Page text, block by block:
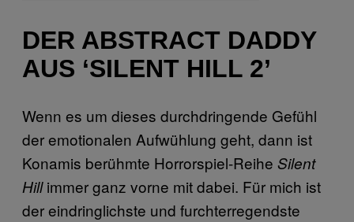
DER ABSTRACT DADDY
AUS ‘SILENT HILL 2’
Wenn es um dieses durchdringende Gefühl
der emotionalen Aufwühlung geht, dann ist
Konamis berühmte Horrorspiel-Reihe Silent
Hillimmer ganz vorne mit dabei. Für mich ist
der eindringlichste und furchterregendste